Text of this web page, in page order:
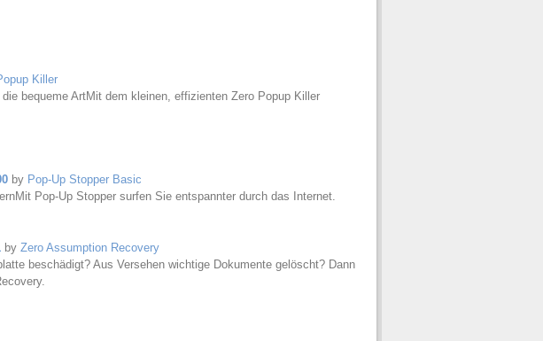
Killer
bequeme ArtMit dem kleinen, effizienten Zero Popup Killer
by Pop-Up Stopper Basic
Pop-Up Stopper surfen Sie entspannter durch das Internet.
by Zero Assumption Recovery
beschädigt? Aus Versehen wichtige Dokumente gelöscht? Dann